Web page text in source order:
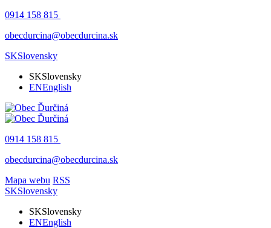
0914 158 815
obecdurcina@obecdurcina.sk
SKSlovensky
SKSlovensky
ENEnglish
0914 158 815
obecdurcina@obecdurcina.sk
Mapa webu RSS
SKSlovensky
SKSlovensky
ENEnglish